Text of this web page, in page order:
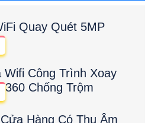
Quay Quét 5MP
Wifi Công Trình Xoay
360 Chống Trộm
Hàng Có Thu Âm